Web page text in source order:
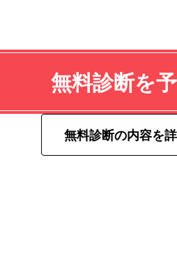
無料診断を
無料診断の内容を